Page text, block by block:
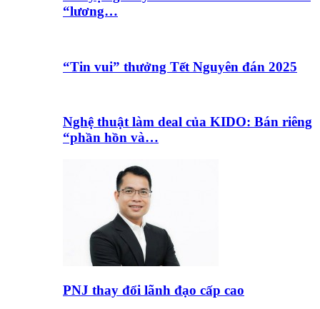
“lương…
“Tin vui” thưởng Tết Nguyên đán 2025
Nghệ thuật làm deal của KIDO: Bán riêng
“phần hồn và…
PNJ thay đổi lãnh đạo cấp cao